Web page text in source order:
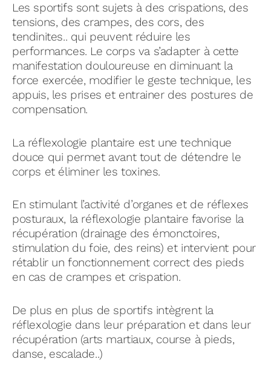
Les sportifs sont sujets à des crispations, des
tensions, des crampes, des cors, des
tendinites.. qui peuvent réduire les
performances. Le corps va s’adapter à cette
manifestation douloureuse en diminuant la
force exercée, modifier le geste technique, les
appuis, les prises et entrainer des postures de
compensation.
La réflexologie plantaire est une technique
douce qui permet avant tout de détendre le
corps et éliminer les toxines.
En stimulant l’activité d’organes et de réflexes
posturaux, la réflexologie plantaire favorise la
récupération (drainage des émonctoires,
stimulation du foie, des reins) et intervient pour
rétablir un fonctionnement correct des pieds
en cas de crampes et crispation.
De plus en plus de sportifs intègrent la
réflexologie dans leur préparation et dans leur
récupération (arts martiaux, course à pieds,
danse, escalade..)